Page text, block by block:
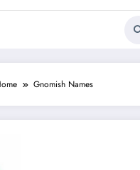
Gnomish Names